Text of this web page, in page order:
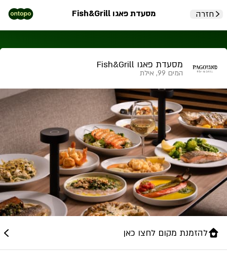
חזרה מסעדת פאגו Fish&Grill
מסעדת פאגו Fish&Grill
המים 99, אילת
להזמנת מקום לחצו כאן